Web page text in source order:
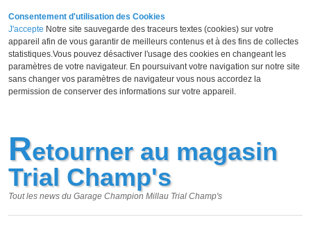
Consentement d'utilisation des Cookies
J'accepte Notre site sauvegarde des traceurs textes (cookies) sur votre
appareil afin de vous garantir de meilleurs contenus et à des fins de collectes
statistiques.Vous pouvez désactiver l'usage des cookies en changeant les
paramètres de votre navigateur. En poursuivant votre navigation sur notre site
sans changer vos paramètres de navigateur vous nous accordez la
permission de conserver des informations sur votre appareil.
Retourner au magasin
Trial Champ's
Tout les news du Garage Champion Millau Trial Champ's